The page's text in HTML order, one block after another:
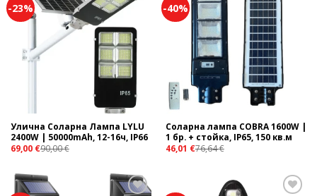
-23%
Add to
wishlist
Улична Соларна Лампа LYLU
2400W | 50000mAh, 12-16ч, IP66
69,00 €90,00€
-40%
Add to
Соларна лампа COBRA 1600W |
1 бр. + стойка, IP65, 150 кв.м
46,01 €76,64€